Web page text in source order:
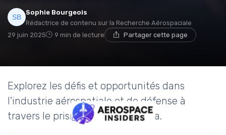
Sophie Bourgeois
Rédactrice de contenu sur la Recherche Aérospaciale
29 juin 2025
9 min de lecture Partager cette page
Explorez les défis et opportunités dans
l'industrie aérospatiale et de défense à
travers le prisme du briefing sofia.